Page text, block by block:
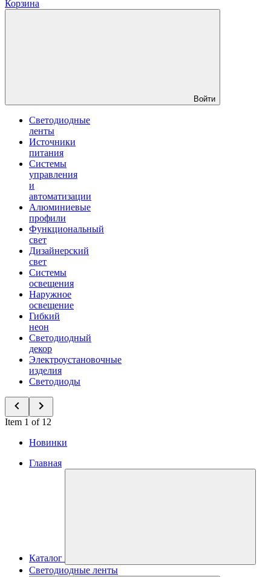
Корзина
Войти
Светодиодные
ленты
Источники
питания
Системы
управления
и
автоматизации
Алюминиевые
профили
Функциональный
свет
Дизайнерский
свет
Системы
освещения
Наружное
освещение
Гибкий
неон
Светодиодный
декор
Электроустановочные
изделия
Светодиоды
Item 1 of 12
Новинки
Главная
Каталог
Светодиодные ленты